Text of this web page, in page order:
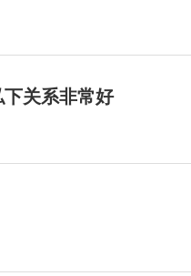
关系非常好